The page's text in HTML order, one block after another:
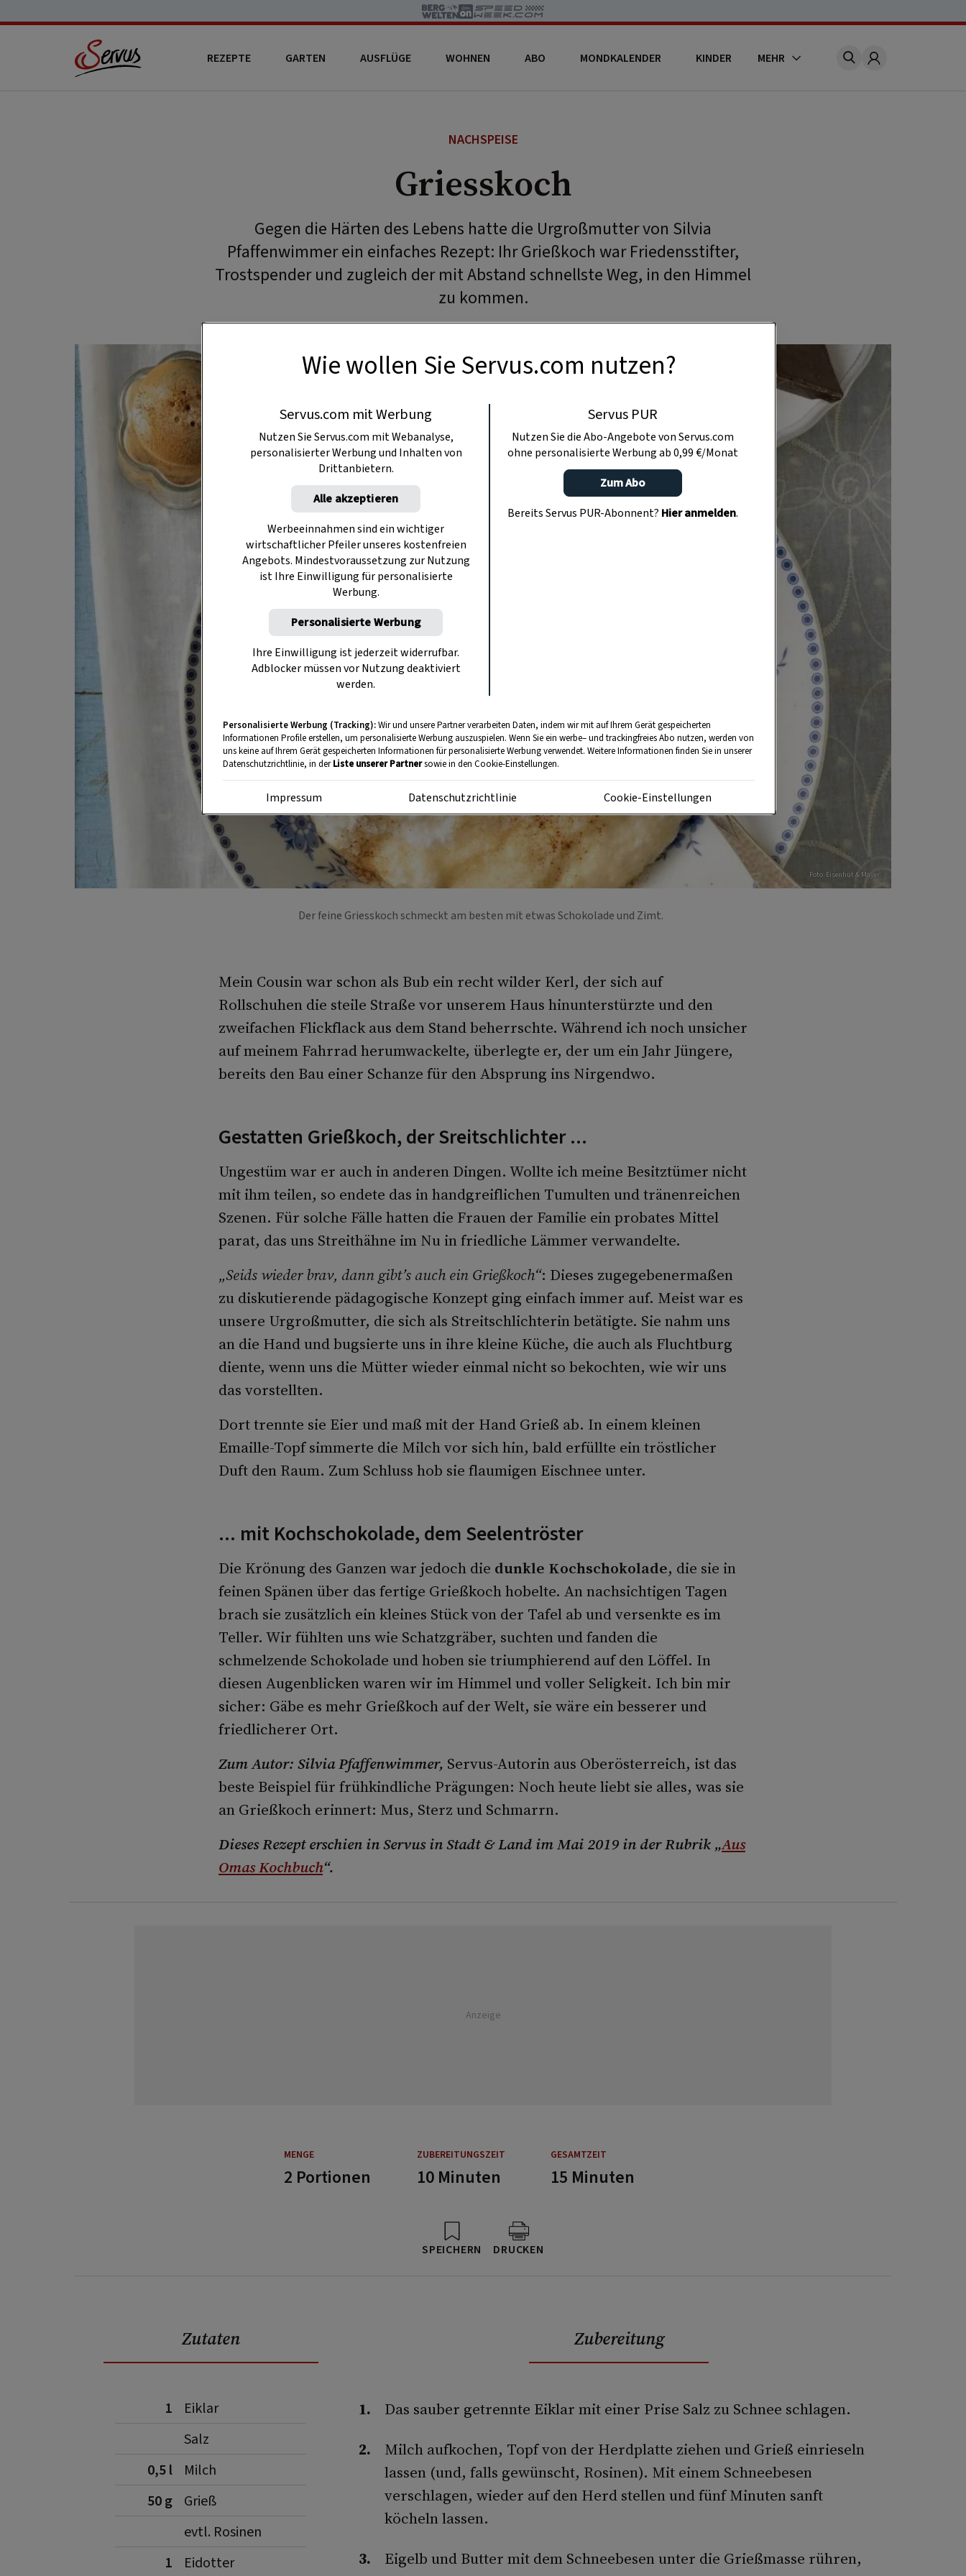
REZEPTE GARTEN AUSFLÜGE WOHNEN ABO MONDKALENDER KINDER MEHR Account
NACHSPEISE
Griesskoch
Gegen die Härten des Lebens hatte die Urgroßmutter von Silvia
Pfaffenwimmer ein einfaches Rezept: Ihr Grießkoch war Friedensstifter,
Trostspender und zugleich der mit Abstand schnellste Weg, in den Himmel
zu kommen.
Foto: Eisenhut & Mayer
Der feine Griesskoch schmeckt am besten mit etwas Schokolade und Zimt.
Mein Cousin war schon als Bub ein recht wilder Kerl, der sich auf
Rollschuhen die steile Straße vor unserem Haus hinunterstürzte und den
zweifachen Flickflack aus dem Stand beherrschte. Während ich noch unsicher
auf meinem Fahrrad herumwackelte, überlegte er, der um ein Jahr Jüngere,
bereits den Bau einer Schanze für den Absprung ins Nirgendwo.
Gestatten Grießkoch, der Sreitschlichter ...
Ungestüm war er auch in anderen Dingen. Wollte ich meine Besitztümer nicht
mit ihm teilen, so endete das in handgreiflichen Tumulten und tränenreichen
Szenen. Für solche Fälle hatten die Frauen der Familie ein probates Mittel
parat, das uns Streithähne im Nu in friedliche Lämmer verwandelte.
„Seids wieder brav, dann gibt’s auch ein Grießkoch“: Dieses zugegebenermaßen
zu diskutierende pädagogische Konzept ging einfach immer auf. Meist war es
unsere Urgroßmutter, die sich als Streitschlichterin betätigte. Sie nahm uns
an die Hand und bugsierte uns in ihre kleine Küche, die auch als Fluchtburg
diente, wenn uns die Mütter wieder einmal nicht so bekochten, wie wir uns
das vorstellten.
Dort trennte sie Eier und maß mit der Hand Grieß ab. In einem kleinen
Emaille-Topf simmerte die Milch vor sich hin, bald erfüllte ein tröstlicher
Duft den Raum. Zum Schluss hob sie flaumigen Eischnee unter.
... mit Kochschokolade, dem Seelentröster
Die Krönung des Ganzen war jedoch die dunkle Kochschokolade, die sie in
feinen Spänen über das fertige Grießkoch hobelte. An nachsichtigen Tagen
brach sie zusätzlich ein kleines Stück von der Tafel ab und versenkte es im
Teller. Wir fühlten uns wie Schatzgräber, suchten und fanden die
schmelzende Schokolade und hoben sie triumphierend auf den Löffel. In
diesen Augenblicken waren wir im Himmel und voller Seligkeit. Ich bin mir
sicher: Gäbe es mehr Grießkoch auf der Welt, sie wäre ein besserer und
friedlicherer Ort.
Zum Autor: Silvia Pfaffenwimmer, Servus-Autorin aus Oberösterreich, ist das
beste Beispiel für frühkindliche Prägungen: Noch heute liebt sie alles, was sie
an Grießkoch erinnert: Mus, Sterz und Schmarrn.
Dieses Rezept erschien in Servus in Stadt & Land im Mai 2019 in der Rubrik „Aus
Omas Kochbuch“.
Anzeige
MENGE ZUBEREITUNGSZEIT GESAMTZEIT
2 Portionen 10 Minuten 15 Minuten
SPEICHERN DRUCKEN
Zutaten
1
Eiklar
Salz
0,5 l
Milch
50 g
Grieß
evtl. Rosinen
1
Eidotter
Zubereitung
Das sauber getrennte Eiklar mit einer Prise Salz zu Schnee schlagen.
Milch aufkochen, Topf von der Herdplatte ziehen und Grieß einrieseln
lassen (und, falls gewünscht, Rosinen). Mit einem Schneebesen
verschlagen, wieder auf den Herd stellen und fünf Minuten sanft
köcheln lassen.
Eigelb und Butter mit dem Schneebesen unter die Grießmasse rühren,
Wie wollen Sie Servus.com nutzen?
Servus.com mit Werbung
Nutzen Sie Servus.com mit Webanalyse,
personalisierter Werbung und Inhalten von
Drittanbietern.
Alle akzeptieren
Werbeeinnahmen sind ein wichtiger
wirtschaftlicher Pfeiler unseres kostenfreien
Angebots. Mindestvoraussetzung zur Nutzung
ist Ihre Einwilligung für personalisierte
Werbung.
Personalisierte Werbung
Ihre Einwilligung ist jederzeit widerrufbar.
Adblocker müssen vor Nutzung deaktiviert
werden.
Servus PUR
Nutzen Sie die Abo-Angebote von Servus.com
ohne personalisierte Werbung ab 0,99 €/Monat
Zum Abo
Bereits Servus PUR-Abonnent? Hier anmelden.
Personalisierte Werbung (Tracking):Wir und unsere Partner verarbeiten Daten, indem wir mit auf Ihrem Gerät gespeicherten
Informationen Profile erstellen, um personalisierte Werbung auszuspielen. Wenn Sie ein werbe– und trackingfreies Abo nutzen, werden von
uns keine auf Ihrem Gerät gespeicherten Informationen für personalisierte Werbung verwendet. Weitere Informationen finden Sie in unserer
Datenschutzrichtlinie, in derListe unserer Partnersowie in den Cookie-Einstellungen.
Impressum Datenschutzrichtlinie Cookie-Einstellungen